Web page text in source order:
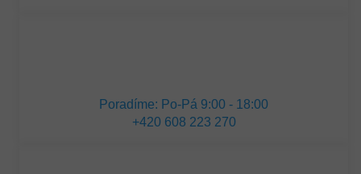
Poradíme: Po-Pá 9:00 - 18:00
+420 608 223 270